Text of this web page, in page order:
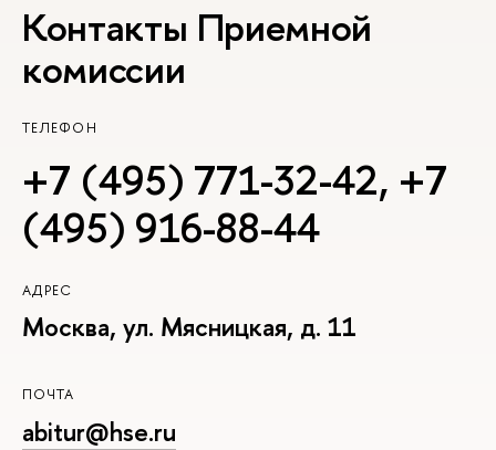
Контакты Приемной
комиссии
ТЕЛЕФОН
+7 (495) 771-32-42, +7
(495) 916-88-44
АДРЕС
Москва, ул. Мясницкая, д. 11
ПОЧТА
abitur@hse.ru